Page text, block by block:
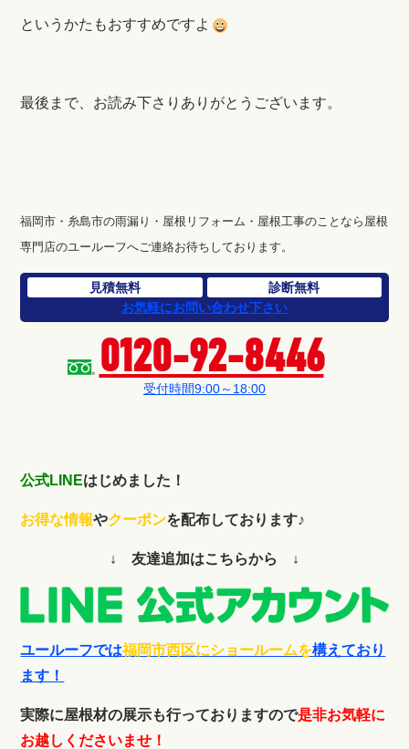
というかたもおすすめですよ
最後まで、お読み下さりありがとうございます。
福岡市・糸島市の雨漏り・屋根リフォーム・屋根工事のことなら屋根
専門店のユールーフへご連絡お待ちしております。
見積無料
診断無料
お気軽にお問い合わせ下さい
0120-92-8446
受付時間9:00～18:00
公式LINEはじめました！
お得な情報やクーポンを配布しております♪
↓ 友達追加はこちらから ↓
ユールーフでは福岡市西区にショールームを構えており
ます！
実際に屋根材の展示も行っておりますので是非お気軽に
お越しくださいませ！